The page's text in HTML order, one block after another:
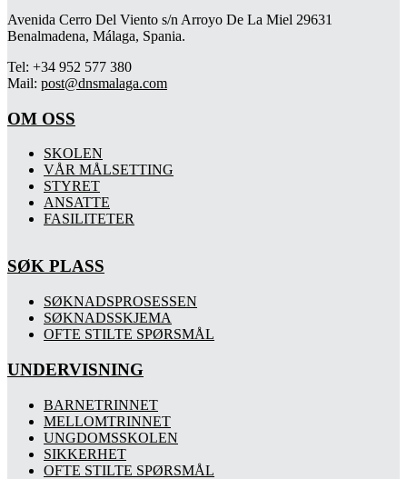
Avenida Cerro Del Viento s/n Arroyo De La Miel 29631
Benalmadena, Málaga, Spania.
Tel: +34 952 577 380
Mail: post@dnsmalaga.com
OM OSS
SKOLEN
VÅR MÅLSETTING
STYRET
ANSATTE
FASILITETER
SØK PLASS
SØKNADSPROSESSEN
SØKNADSSKJEMA
OFTE STILTE SPØRSMÅL
UNDERVISNING
BARNETRINNET
MELLOMTRINNET
UNGDOMSSKOLEN
SIKKERHET
OFTE STILTE SPØRSMÅL